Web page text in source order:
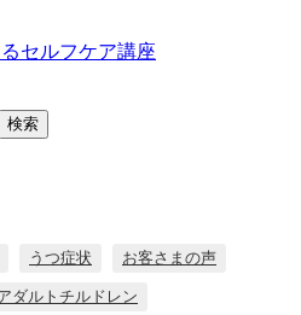
セルフケア講座
うつ症状 お客さまの声
ダルトチルドレン